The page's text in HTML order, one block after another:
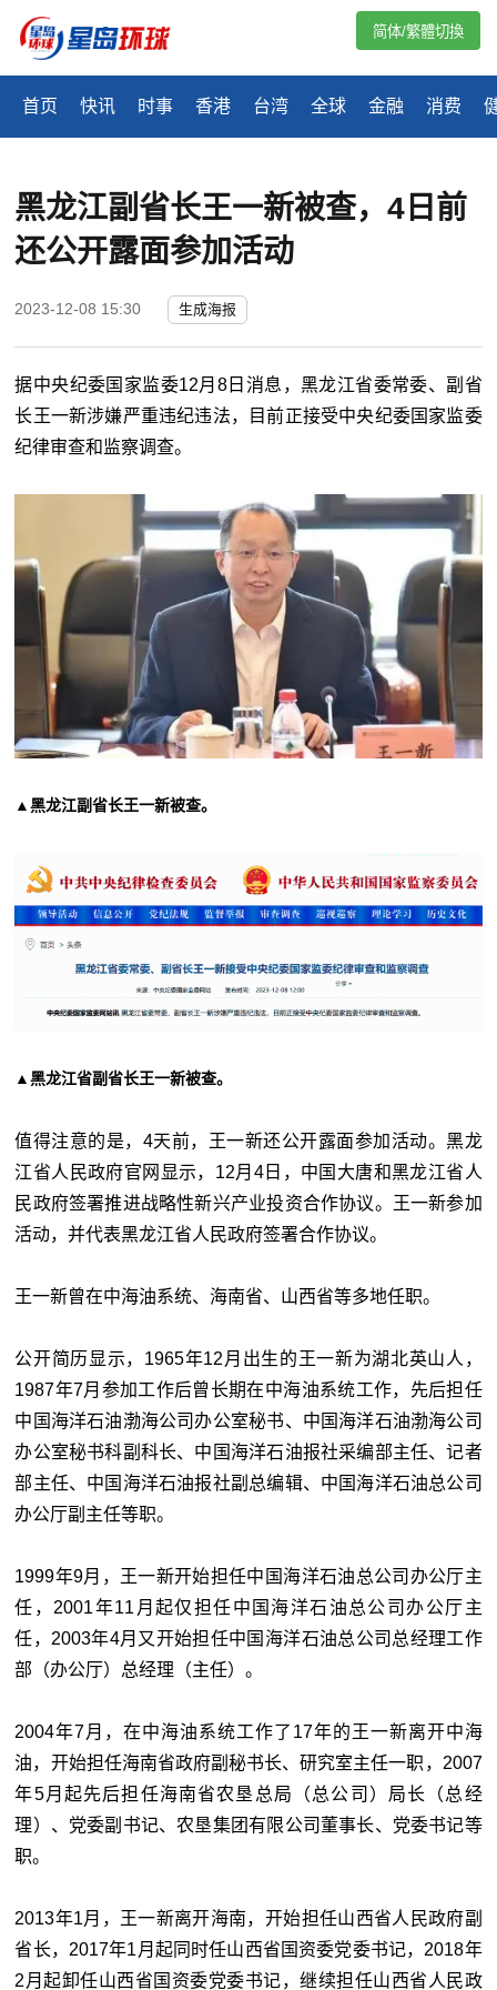
首页 快讯 时事 香港 台湾 全球 金融 消费
简体/繁體切換
黑龙江副省长王一新被查，4日前
还公开露面参加活动
2023-12-08 15:30 生成海报
据中央纪委国家监委12月8日消息，黑龙江省委常委、副省
长王一新涉嫌严重违纪违法，目前正接受中央纪委国家监委
纪律审查和监察调查。
▲黑龙江副省长王一新被查。
▲黑龙江省副省长王一新被查。
值得注意的是，4天前，王一新还公开露面参加活动。黑龙
江省人民政府官网显示，12月4日，中国大唐和黑龙江省人
民政府签署推进战略性新兴产业投资合作协议。王一新参加
活动，并代表黑龙江省人民政府签署合作协议。
王一新曾在中海油系统、海南省、山西省等多地任职。
公开简历显示，1965年12月出生的王一新为湖北英山人，
1987年7月参加工作后曾长期在中海油系统工作，先后担任
中国海洋石油渤海公司办公室秘书、中国海洋石油渤海公司
办公室秘书科副科长、中国海洋石油报社采编部主任、记者
部主任、中国海洋石油报社副总编辑、中国海洋石油总公司
办公厅副主任等职。
1999年9月，王一新开始担任中国海洋石油总公司办公厅主
任，2001年11月起仅担任中国海洋石油总公司办公厅主
任，2003年4月又开始担任中国海洋石油总公司总经理工作
部（办公厅）总经理（主任）。
2004年7月，在中海油系统工作了17年的王一新离开中海
油，开始担任海南省政府副秘书长、研究室主任一职，2007
年5月起先后担任海南省农垦总局（总公司）局长（总经
理）、党委副书记、农垦集团有限公司董事长、党委书记等
职。
2013年1月，王一新离开海南，开始担任山西省人民政府副
省长，2017年1月起同时任山西省国资委党委书记，2018年
2月起卸任山西省国资委党委书记，继续担任山西省人民政